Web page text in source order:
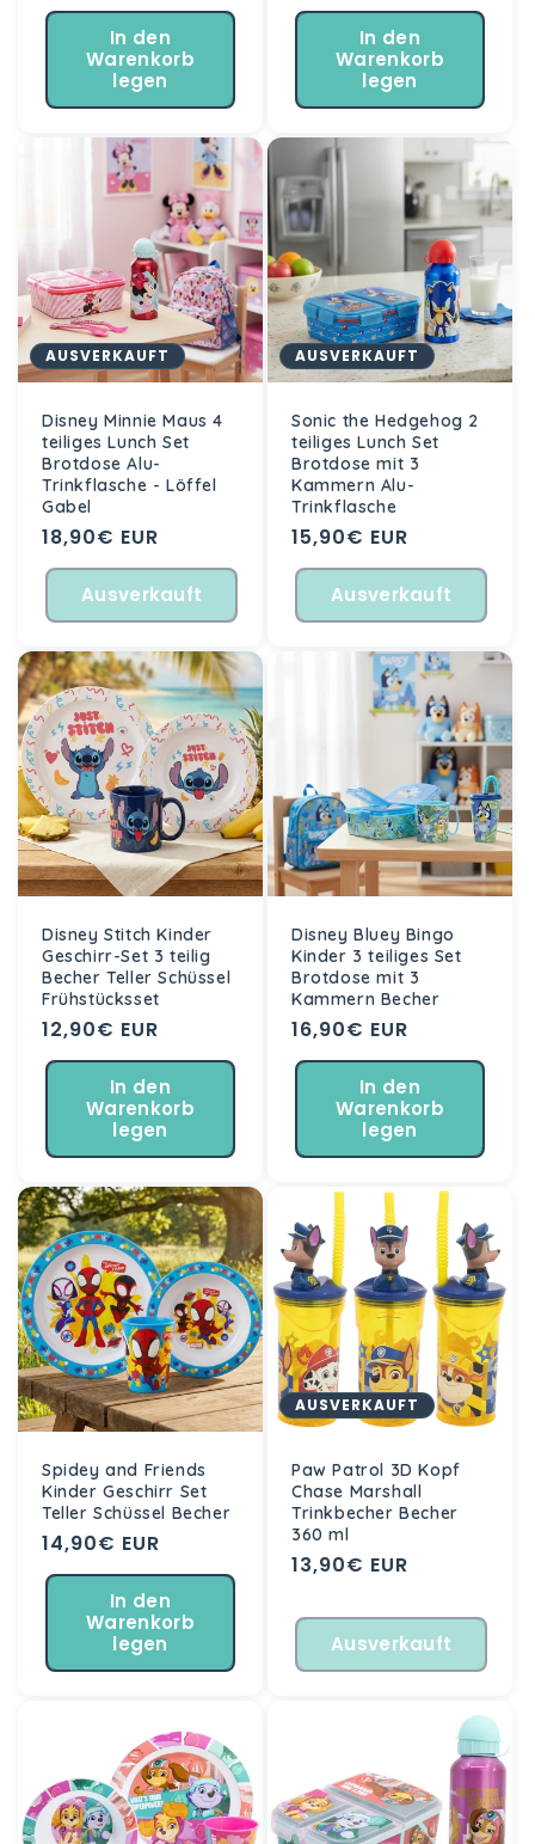
In den
Warenkorb
legen
Preis
In den
Warenkorb
legen
AUSVERKAUFT
Disney Minnie Maus 4
teiliges Lunch Set
Brotdose Alu-
Trinkflasche - Löffel
Gabel
Normaler
Preis
18,90€ EUR
Ausverkauft
AUSVERKAUFT
Sonic the Hedgehog 2
teiliges Lunch Set
Brotdose mit 3
Kammern Alu-
Trinkflasche
Normaler
Preis
15,90€ EUR
Ausverkauft
Disney Stitch Kinder
Geschirr-Set 3 teilig
Becher Teller Schüssel
Frühstücksset
Normaler
Preis
12,90€ EUR
In den
Warenkorb
legen
Disney Bluey Bingo
Kinder 3 teiliges Set
Brotdose mit 3
Kammern Becher
Normaler
Preis
16,90€ EUR
In den
Warenkorb
legen
Spidey and Friends
Kinder Geschirr Set
Teller Schüssel Becher
Normaler
Preis
14,90€ EUR
In den
Warenkorb
legen
AUSVERKAUFT
Paw Patrol 3D Kopf
Chase Marshall
Trinkbecher Becher
360 ml
Normaler
13,90€ EUR
Ausverkauft